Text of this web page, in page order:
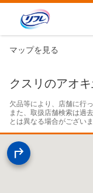
マップを見る
クスリのアオ
欠品等により、店舗に行
また、取扱店舗検索は過
とは異なる場合がござい